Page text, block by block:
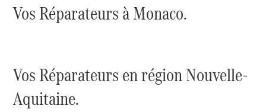
GLE
Coupé
Nouveau
GLS
Classe
G
Vos Réparateurs à Monaco.
Vos Réparateurs en région Nouvelle-
Aquitaine.